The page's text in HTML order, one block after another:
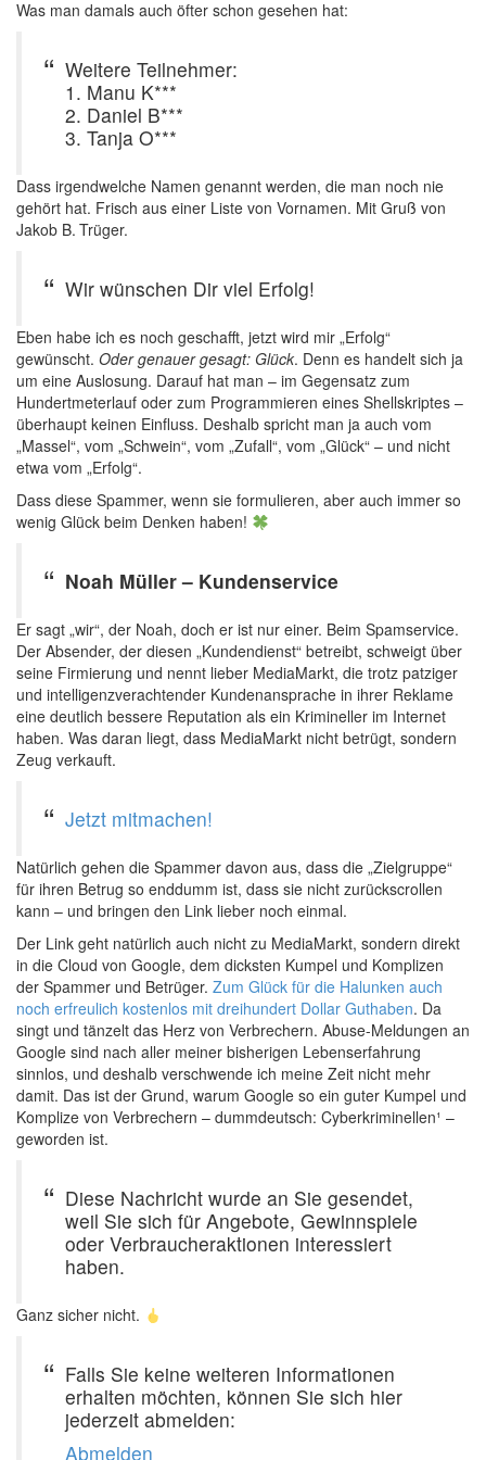
Was man damals auch öfter schon gesehen hat:
Weitere Teilnehmer:
1. Manu K***
2. Daniel B***
3. Tanja O***
Dass irgendwelche Namen genannt werden, die man noch nie
gehört hat. Frisch aus einer Liste von Vornamen. Mit Gruß von
Jakob B. Trüger.
Wir wünschen Dir viel Erfolg!
Eben habe ich es noch geschafft, jetzt wird mir „Erfolg“
gewünscht. Oder genauer gesagt: Glück. Denn es handelt sich ja
um eine Auslosung. Darauf hat man – im Gegensatz zum
Hundertmeterlauf oder zum Programmieren eines Shellskriptes –
überhaupt keinen Einfluss. Deshalb spricht man ja auch vom
„Massel“, vom „Schwein“, vom „Zufall“, vom „Glück“ – und nicht
etwa vom „Erfolg“.
Dass diese Spammer, wenn sie formulieren, aber auch immer so
wenig Glück beim Denken haben!
Noah Müller – Kundenservice
Er sagt „wir“, der Noah, doch er ist nur einer. Beim Spamservice.
Der Absender, der diesen „Kundendienst“ betreibt, schweigt über
seine Firmierung und nennt lieber MediaMarkt, die trotz patziger
und intelligenzverachtender Kundenansprache in ihrer Reklame
eine deutlich bessere Reputation als ein Krimineller im Internet
haben. Was daran liegt, dass MediaMarkt nicht betrügt, sondern
Zeug verkauft.
Jetzt mitmachen!
Natürlich gehen die Spammer davon aus, dass die „Zielgruppe“
für ihren Betrug so enddumm ist, dass sie nicht zurückscrollen
kann – und bringen den Link lieber noch einmal.
Der Link geht natürlich auch nicht zu MediaMarkt, sondern direkt
in die Cloud von Google, dem dicksten Kumpel und Komplizen
der Spammer und Betrüger. Zum Glück für die Halunken auch
noch erfreulich kostenlos mit dreihundert Dollar Guthaben. Da
singt und tänzelt das Herz von Verbrechern. Abuse-Meldungen an
Google sind nach aller meiner bisherigen Lebenserfahrung
sinnlos, und deshalb verschwende ich meine Zeit nicht mehr
damit. Das ist der Grund, warum Google so ein guter Kumpel und
Komplize von Verbrechern – dummdeutsch: Cyberkriminellen¹ –
geworden ist.
Diese Nachricht wurde an Sie gesendet,
weil Sie sich für Angebote, Gewinnspiele
oder Verbraucheraktionen interessiert
haben.
Ganz sicher nicht.
Falls Sie keine weiteren Informationen
erhalten möchten, können Sie sich hier
jederzeit abmelden:
Abmelden